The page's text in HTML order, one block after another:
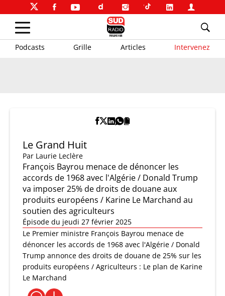
Podcasts Grille Articles Intervenez
Le Grand Huit
Par Laurie Leclère
François Bayrou menace de dénoncer les
accords de 1968 avec l'Algérie / Donald Trump
va imposer 25% de droits de douane aux
produits européens / Karine Le Marchand au
soutien des agriculteurs
Épisode du jeudi 27 février 2025
Le Premier ministre François Bayrou menace de
dénoncer les accords de 1968 avec l'Algérie / Donald
Trump annonce des droits de douane de 25% sur les
produits européens / Agriculteurs : Le plan de Karine
Le Marchand